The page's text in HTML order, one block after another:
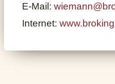
E-Mail:
Internet: